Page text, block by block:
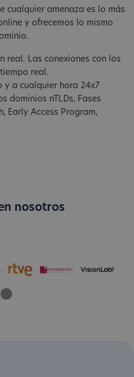
cualquier amenaza es lo más
y ofrecemos lo mismo
real. Las conexiones con los
real.
y a cualquier hora 24x7
dominios nTLDs, Fases
Early Access Program,
nosotros
Two
Current Slide